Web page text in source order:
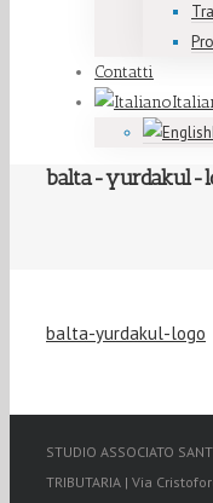
Contatti
balta-yurdakul-
balta-yurdakul-logo
STUDIO ASSOCIATO
TRIBUTARIA | Via